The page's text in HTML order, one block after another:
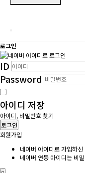
로그인
ID
Password
아이디 저장
아이디, 비밀번호 찾기
로그인
회원가입
네이버 아이디로 가입하
네이버 연동 아이디는 비